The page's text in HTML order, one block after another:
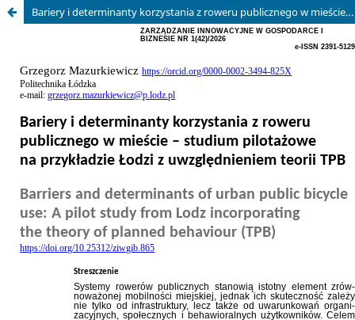
Bariery i determinanty korzystania z roweru publicznego w mieście – studium pilotażowe na przykładzie Łodzi z uwzględnieniem teorii TPB